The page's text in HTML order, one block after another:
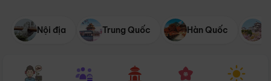
Nội địa Trung Quốc Hàn Quốc